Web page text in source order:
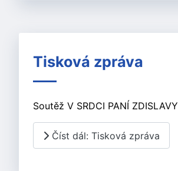
Tisková zpráva
Soutěž V SRDCI PANÍ ZDISLAVY
Číst dál: Tisková zpráva